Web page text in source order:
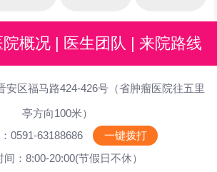
院概况 医生团队 来院路线
安区福马路424-426号（省肿瘤医院往五里
亭方向100米）
0591-63188686
一键拨打
间：8:00-20:00(节假日不休）